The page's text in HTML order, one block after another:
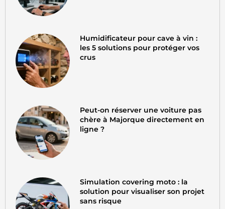
Humidificateur pour cave à vin :
les 5 solutions pour protéger vos
crus
Peut-on réserver une voiture pas
chère à Majorque directement en
ligne ?
Simulation covering moto : la
solution pour visualiser son projet
sans risque